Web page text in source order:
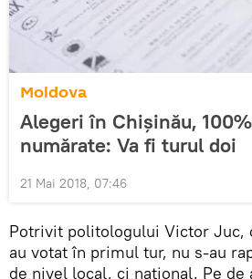
Moldova
Alegeri în Chişinău,
numărate: Va fi turul doi
21 Mai 2018, 07:46
Potrivit politologului Victor Juc,
au votat în primul tur, nu s-au
de nivel local, ci național. Pe